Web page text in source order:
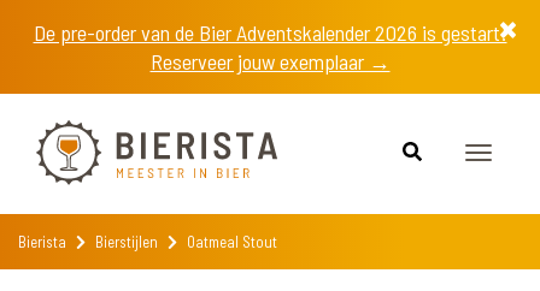
De pre-order van de Bier Adventskalender 2026 is gestart!
Reserveer jouw exemplaar →
Toggle
Bierista Bierstijlen Oatmeal Stout